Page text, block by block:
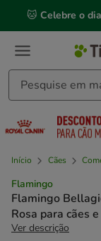
mensagem,
🐱 Celebre o
Início Cães
Flamingo
Flamingo
Rosa para cães
Ver descrição